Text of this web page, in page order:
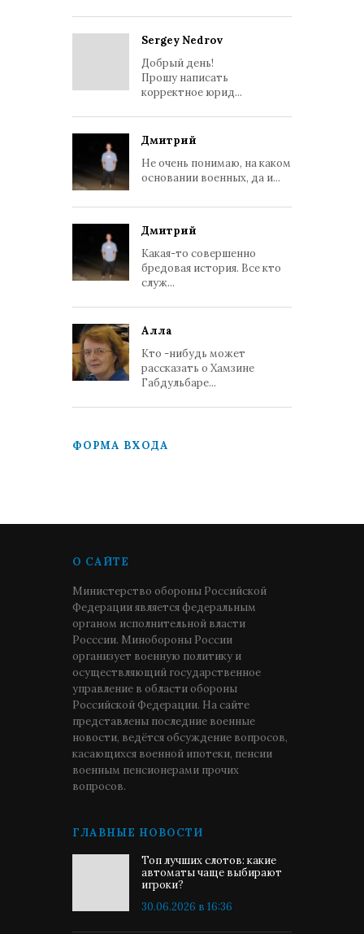
Sergey Nedrov
Добрый день!
Прошу написать
корректное юрид...
Дмитрий
Не очень понимаю, на каком
основании военных, да и...
Дмитрий
Какая-то совершенно
бредовая история. Все кто
служ...
Алла
Кто -нибудь может
рассказать о Хамзине
Габдульбаре...
ФОРМА ВХОДА
О САЙТЕ
Министерство обороны Российской
Федерации является федеральным
органом исполнительной власти
Росссии. Минобороны России
организует военную политику и
осуществляющий государственное
управление в области обороны
Российской Федерации. На сайте
представлены последние военные
новости, ведётся обсуждение вопросов,
касающихся военной ипотеки, пенсии
военным пенсионерами прочих
вопросов.
ГЛАВНЫЕ НОВОСТИ
Топ лучших слотов: какие
автоматы чаще выбирают
игроки?
30.06.2026 в 16:36